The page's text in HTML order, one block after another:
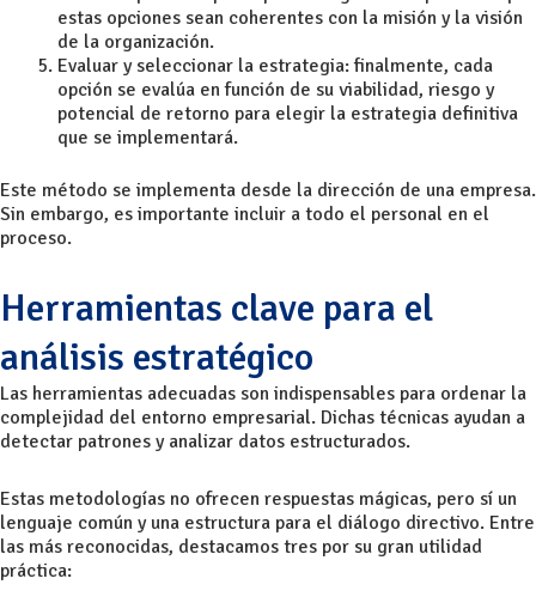
estas opciones sean coherentes con la misión y la visión
de la organización.
Evaluar y seleccionar la estrategia: finalmente, cada
opción se evalúa en función de su viabilidad, riesgo y
potencial de retorno para elegir la estrategia definitiva
que se implementará.
Este método se implementa desde la dirección de una empresa.
Sin embargo, es importante incluir a todo el personal en el
proceso.
Herramientas clave para el
análisis estratégico
Las herramientas adecuadas son indispensables para ordenar la
complejidad del entorno empresarial. Dichas técnicas ayudan a
detectar patrones y analizar datos estructurados.
Estas metodologías no ofrecen respuestas mágicas, pero sí un
lenguaje común y una estructura para el diálogo directivo. Entre
las más reconocidas, destacamos tres por su gran utilidad
práctica: